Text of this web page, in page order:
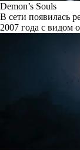
Demon’s Souls
В сети появилась
2007 года с видом